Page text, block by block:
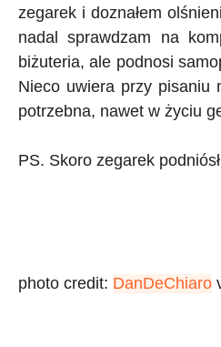
zegarek i doznałem
nadal sprawdzam na
biżuteria, ale podnosi
Nieco uwiera przy pisaniu
potrzebna, nawet w życiu
PS. Skoro zegarek
photo credit: DanDeChiaro